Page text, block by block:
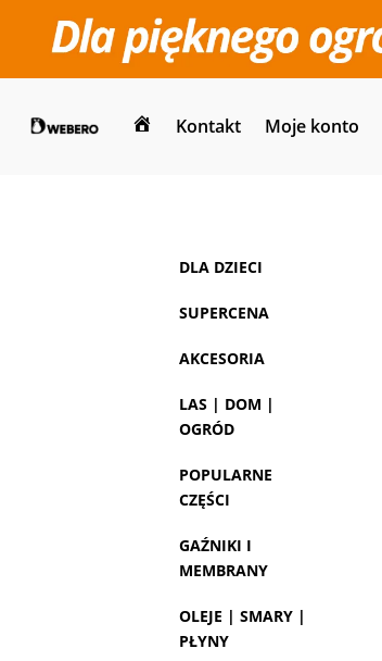
Dom Kontakt Moje konto
DLA DZIECI
SUPERCENA
AKCESORIA
LAS | DOM |
OGRÓD
POPULARNE
CZĘŚCI
GAŹNIKI I
MEMBRANY
OLEJE | SMARY |
PŁYNY